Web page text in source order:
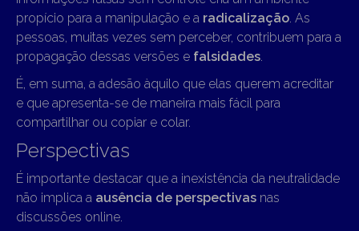
propício para a manipulação e a radicalização. As
pessoas, muitas vezes sem perceber, contribuem para a
propagação dessas versões e falsidades.
É, em suma, a adesão àquilo que elas querem acreditar
e que apresenta-se de maneira mais fácil para
compartilhar ou copiar e colar.
Perspectivas
É importante destacar que a inexistência da neutralidade
não implica a ausência de perspectivas nas
discussões online.